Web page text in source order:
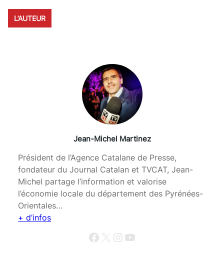
L’AUTEUR
Jean-Michel Martinez
Président de l’Agence Catalane de Presse,
fondateur du Journal Catalan et TVCAT, Jean-
Michel partage l’information et valorise
l’économie locale du département des Pyrénées-
Orientales…
+ d’infos
Facebook X Instagram YouTube